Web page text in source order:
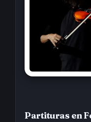
Partituras en